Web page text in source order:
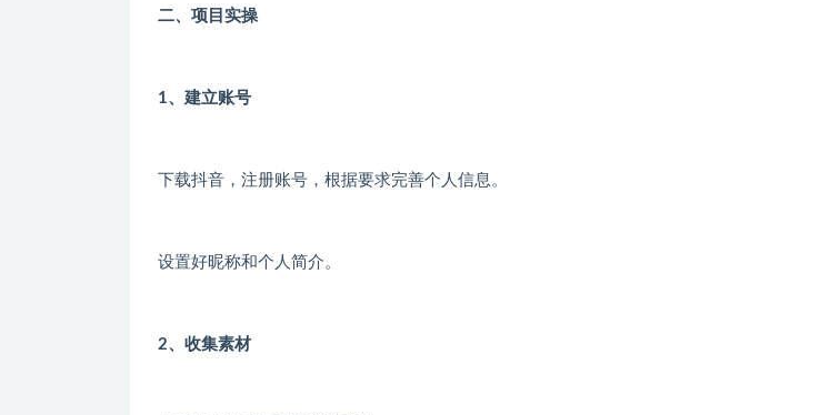
二、项目实操
1、建立账号
下载抖音，注册账号，根据要求完善个人信息。
设置好昵称和个人简介。
2、收集素材